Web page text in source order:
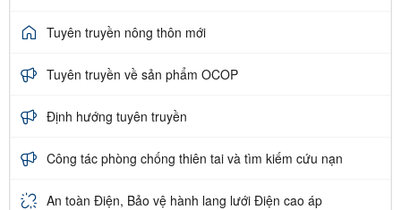
Tuyên truyền nông thôn mới
Tuyên truyền về sản phẩm OCOP
Định hướng tuyên truyền
Công tác phòng chống thiên tai và tìm kiếm cứu nạn
An toàn Điện, Bảo vệ hành lang lưới Điện cao áp